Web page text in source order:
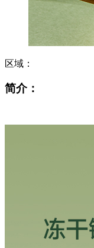
区域：
简介：